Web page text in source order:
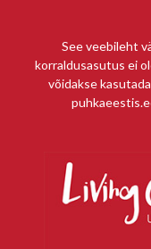
See veebileht
korraldusasutus ei
võidakse